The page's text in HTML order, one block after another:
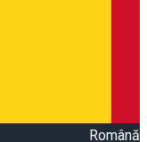
Română